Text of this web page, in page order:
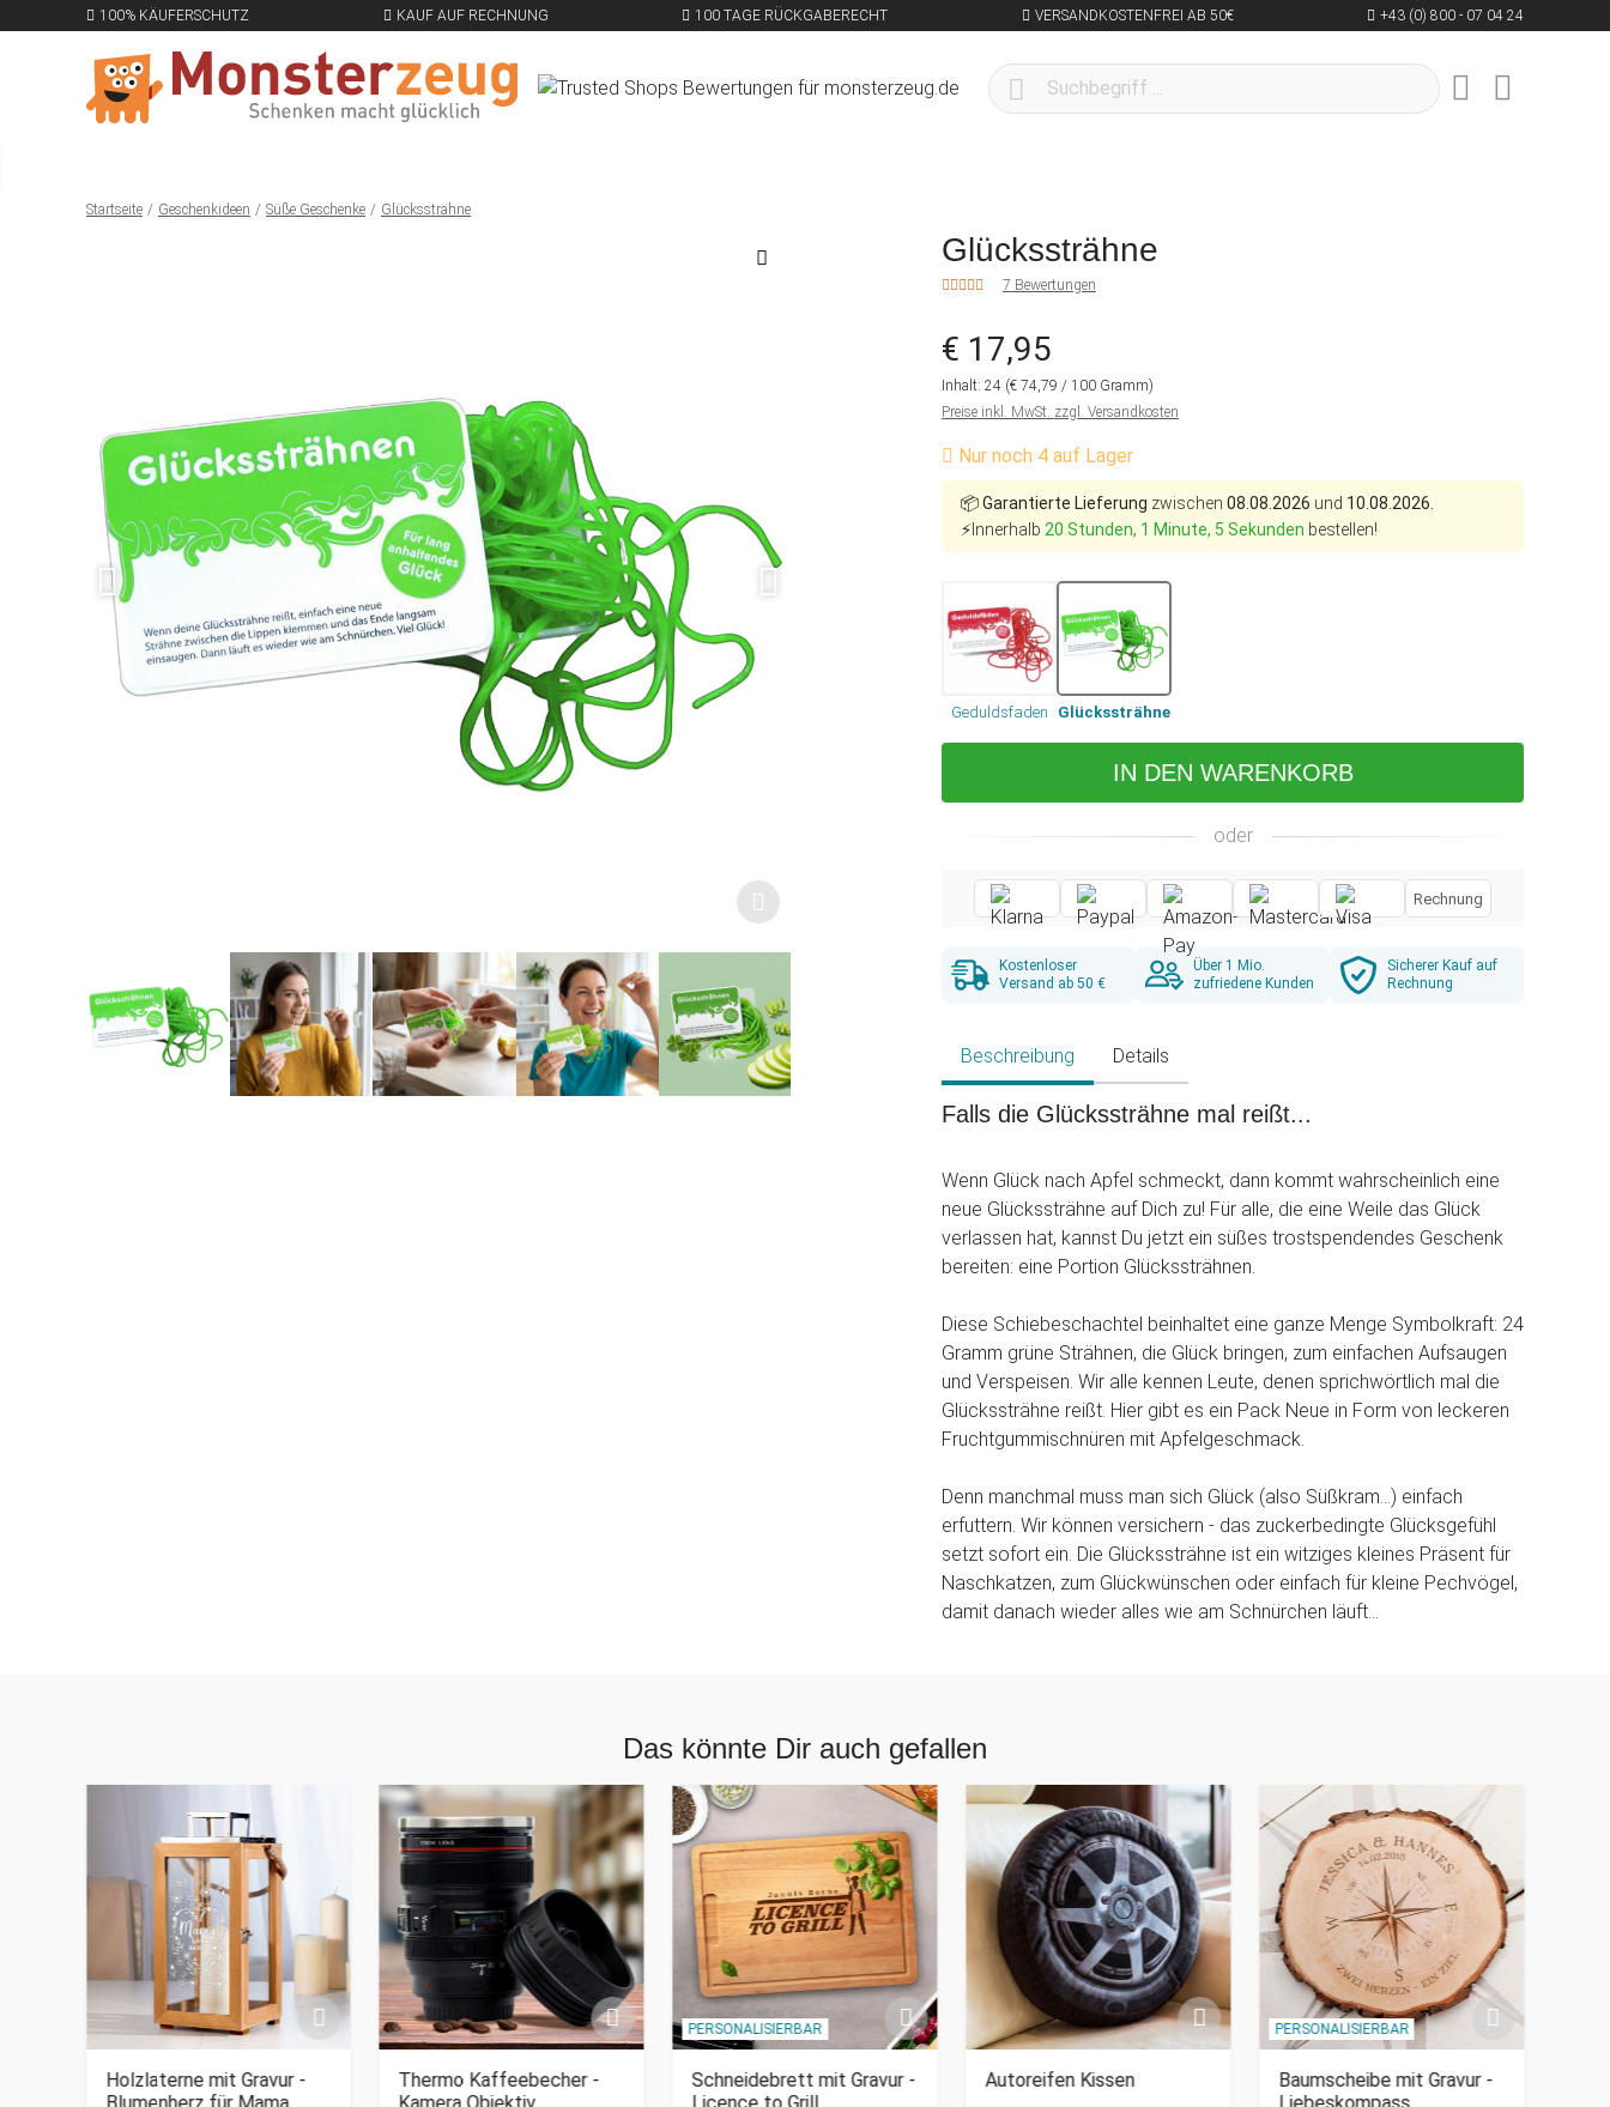
100% KÄUFERSCHUTZ KAUF AUF RECHNUNG 100 TAGE RÜCKGABERECHT VERSANDKOSTENFREI AB 50€ +43 (0) 800 - 07 04 24
Startseite Geschenkideen Süße Geschenke Glückssträhne
Glückssträhne
7 Bewertungen
€ 17,95
Inhalt: 24 (€ 74,79 / 100 Gramm)
Preise inkl. MwSt. zzgl. Versandkosten
Nur noch 4 auf Lager
📦Garantierte Lieferung zwischen 08.08.2026 und 10.08.2026.
⚡Innerhalb 20 Stunden, 1 Minute, 4 Sekunden bestellen!
Geduldsfaden Glückssträhne
IN DEN WARENKORB
oder
Rechnung
Kostenloser
Versand ab 50 €
Über 1 Mio.
zufriedene Kunden
Sicherer Kauf auf
Rechnung
Beschreibung Details
Falls die Glückssträhne mal reißt...
Wenn Glück nach Apfel schmeckt, dann kommt wahrscheinlich eine
neue Glückssträhne auf Dich zu! Für alle, die eine Weile das Glück
verlassen hat, kannst Du jetzt ein süßes trostspendendes Geschenk
bereiten: eine Portion Glückssträhnen.
Diese Schiebeschachtel beinhaltet eine ganze Menge Symbolkraft: 24
Gramm grüne Strähnen, die Glück bringen, zum einfachen Aufsaugen
und Verspeisen. Wir alle kennen Leute, denen sprichwörtlich mal die
Glückssträhne reißt. Hier gibt es ein Pack Neue in Form von leckeren
Fruchtgummischnüren mit Apfelgeschmack.
Denn manchmal muss man sich Glück (also Süßkram...) einfach
erfuttern. Wir können versichern - das zuckerbedingte Glücksgefühl
setzt sofort ein. Die Glückssträhne ist ein witziges kleines Präsent für
Naschkatzen, zum Glückwünschen oder einfach für kleine Pechvögel,
damit danach wieder alles wie am Schnürchen läuft...
Das könnte Dir auch gefallen
Holzlaterne mit Gravur -
Thermo Kaffeebecher -
PERSONALISIERBAR
Schneidebrett mit Gravur -
Autoreifen Kissen
PERSONALISIERBAR
Baumscheibe mit Gravur -